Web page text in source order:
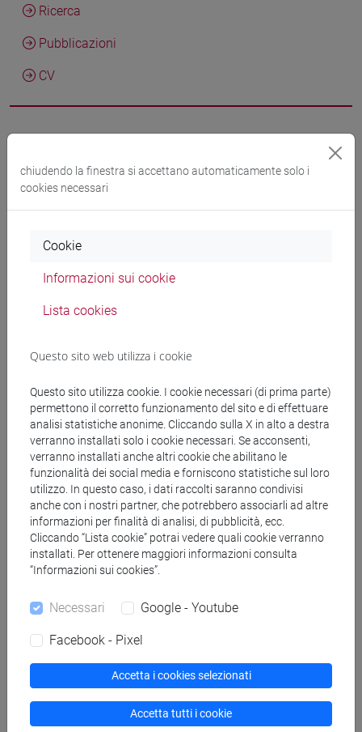
Ricerca
Pubblicazioni
CV
aggiornato. Salvo diversa indicazione, il ricevimento si tiene
stanzaD.401). Si ricorda che è sempre possibile, per i
appuntamento da remoto.
fatta a ricevimento e non via email (dove eventualmente ci
Analogamente, la richiesta di lettere di presentazione a
corredo di domande di partecipazione a programmi selettivi
di magistrale, master o dottorato va fatta a ricevimento, con
ragionevole anticipo, e non via email a ridosso delle
scadenze.
Si raccomanda di controllare sempre gli Avvisi per eventuali
ulteriori variazioni.
Calendario:
Martedì 13 gennaio, ore 16-18;
Martedì 20 gennaio, ore 16-18;
Mercoledì 11 febbraio, ore 12-14;
Giovedì 5 marzo, ore 14-16;
Giovedì 19 marzo, ore 11-13
Giovedì 2 aprile, ore 11-13
Lunedì 13 aprile, ore 16-18
Martedì 28 aprile, ore 17-19
chiudendo la finestra si accettano automaticamente solo i
cookies necessari
Cookie
Informazioni sui cookie
Lista cookies
Questo sito web utilizza i cookie
Questo sito utilizza cookie. I cookie necessari (di prima parte)
permettono il corretto funzionamento del sito e di effettuare
analisi statistiche anonime. Cliccando sulla X in alto a destra
verranno installati solo i cookie necessari. Se acconsenti,
verranno installati anche altri cookie che abilitano le
funzionalità dei social media e forniscono statistiche sul loro
utilizzo. In questo caso, i dati raccolti saranno condivisi
anche con i nostri partner, che potrebbero associarli ad altre
informazioni per finalità di analisi, di pubblicità, ecc.
Cliccando “Lista cookie” potrai vedere quali cookie verranno
installati. Per ottenere maggiori informazioni consulta
“Informazioni sui cookies”.
Necessari Google - Youtube
Facebook - Pixel
Accetta i cookies selezionati
Accetta tutti i cookie